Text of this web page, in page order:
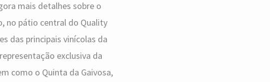
mais detalhes sobre o
no pátio central do Quality
das principais vinícolas da
exclusiva da
como o Quinta da Gaivosa,